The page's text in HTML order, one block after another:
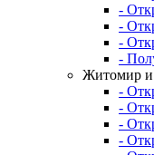
-
-
-
-
Житомир и
-
-
-
-